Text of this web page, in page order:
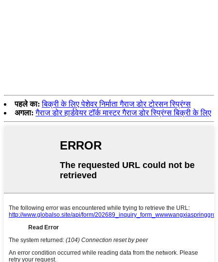
पहले का: बिक्री के लिए पेशेवर निर्माता गैराज डोर टोरसन स्प्रिंग्स
अगला: गैराज डोर हार्डवेयर टॉर्क मास्टर गैराज डोर स्प्रिंग्स बिक्री के लिए